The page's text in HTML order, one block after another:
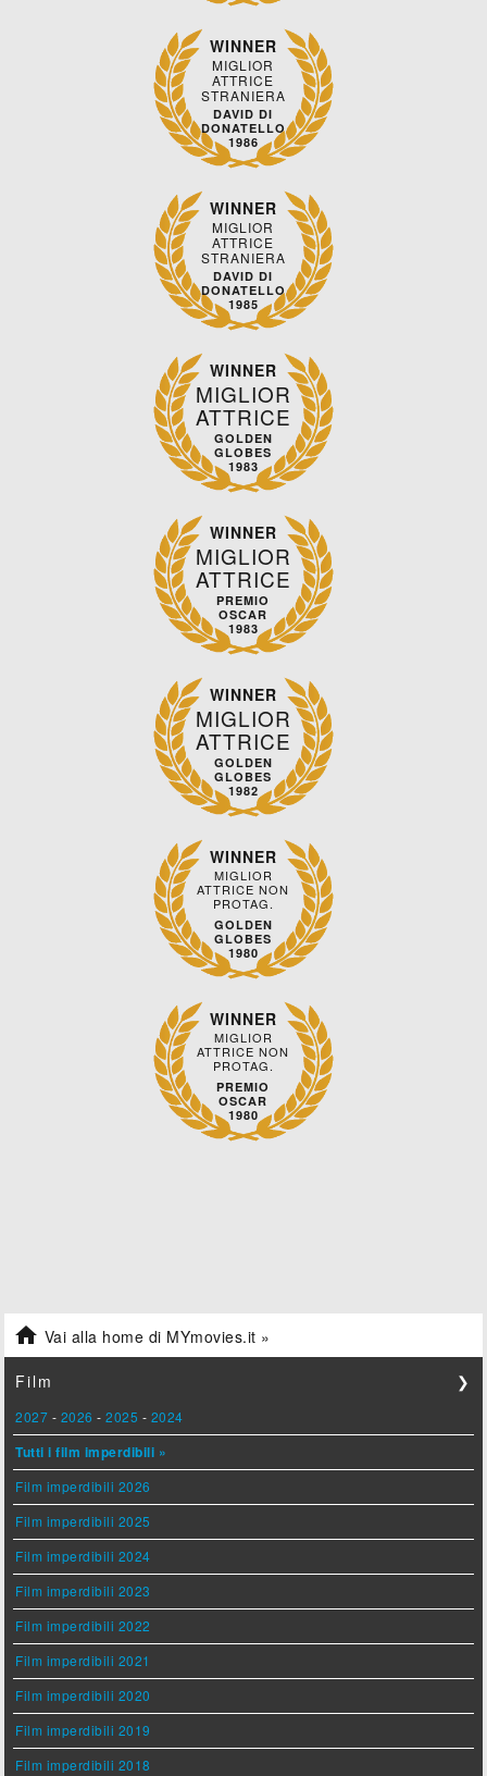
WINNER
MIGLIOR
ATTRICE
STRANIERA
DAVID DI
DONATELLO
1986
WINNER
MIGLIOR
ATTRICE
STRANIERA
DAVID DI
DONATELLO
1985
WINNER
MIGLIOR
ATTRICE
GOLDEN
GLOBES
1983
WINNER
MIGLIOR
ATTRICE
PREMIO
OSCAR
1983
WINNER
MIGLIOR
ATTRICE
GOLDEN
GLOBES
1982
WINNER
MIGLIOR
ATTRICE NON
PROTAG.
GOLDEN
GLOBES
1980
WINNER
MIGLIOR
ATTRICE NON
PROTAG.
PREMIO
OSCAR
1980
 Vai alla home di MYmovies.it »
Film ❯
2027 - 2026 -2025 - 2024
Tutti i film imperdibili »
Film imperdibili 2026
Film imperdibili 2025
Film imperdibili 2024
Film imperdibili 2023
Film imperdibili 2022
Film imperdibili 2021
Film imperdibili 2020
Film imperdibili 2019
Film imperdibili 2018